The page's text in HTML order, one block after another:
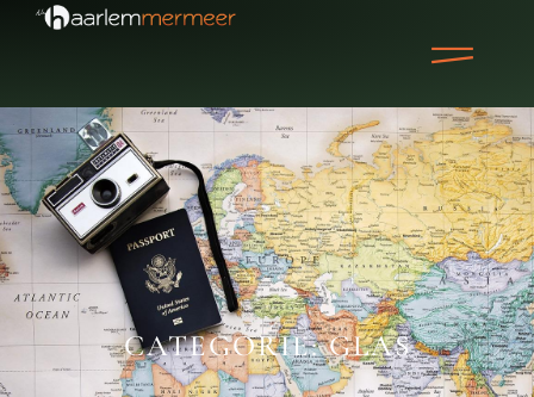
CATEGORIE: GLAS